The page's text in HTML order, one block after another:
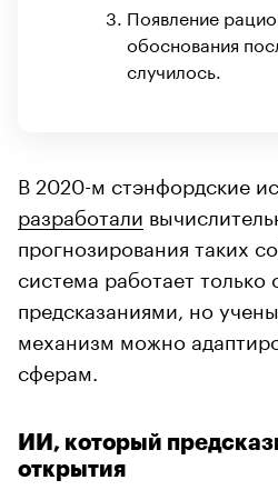
Появление
обоснования
случилось.
В 2020-м стэнфордские
разработали
прогнозирования таких
система работает только
предсказаниями, но
механизм можно
сферам.
ИИ, который
открытия